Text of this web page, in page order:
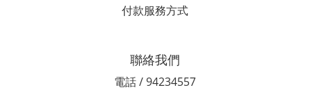
付款服務方式
聯絡我們
電話 / 94234557